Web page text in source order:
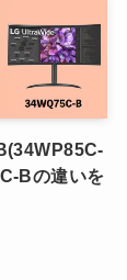
Bの違いを